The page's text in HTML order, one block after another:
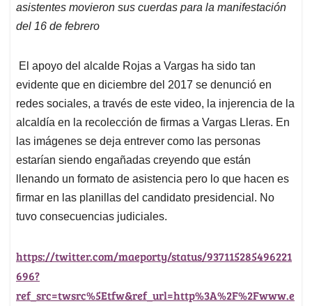
asistentes movieron sus cuerdas para la manifestación
del 16 de febrero
El apoyo del alcalde Rojas a Vargas ha sido tan
evidente que en diciembre del 2017 se denunció en
redes sociales, a través de este video, la injerencia de la
alcaldía en la recolección de firmas a Vargas Lleras. En
las imágenes se deja entrever como las personas
estarían siendo engañadas creyendo que están
llenando un formato de asistencia pero lo que hacen es
firmar en las planillas del candidato presidencial. No
tuvo consecuencias judiciales.
https://twitter.com/maeporty/status/937115285496221
696?
ref_src=twsrc%5Etfw&ref_url=http%3A%2F%2Fwww.e